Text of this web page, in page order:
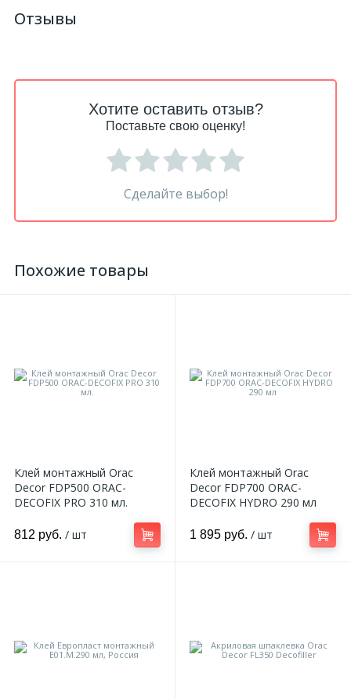
Отзывы
Хотите оставить отзыв?
Поставьте свою оценку!
Сделайте выбор!
Похожие товары
Клей монтажный Orac
Decor FDP500 ORAC-
DECOFIX PRO 310 мл.
812 руб. / шт
Клей монтажный Orac
Decor FDP700 ORAC-
DECOFIX HYDRO 290 мл
1 895 руб. / шт
479
Пилястры цветные
2